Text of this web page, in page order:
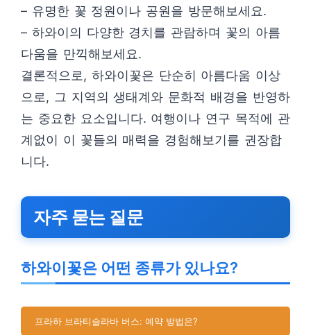
– 유명한 꽃 정원이나 공원을 방문해보세요.
– 하와이의 다양한 경치를 관람하며 꽃의 아름
다움을 만끽해보세요.
결론적으로, 하와이꽃은 단순히 아름다움 이상
으로, 그 지역의 생태계와 문화적 배경을 반영하
는 중요한 요소입니다. 여행이나 연구 목적에 관
계없이 이 꽃들의 매력을 경험해보기를 권장합
니다.
자주 묻는 질문
하와이꽃은 어떤 종류가 있나요?
프라하 브라티슬라바 버스: 예약 방법은?